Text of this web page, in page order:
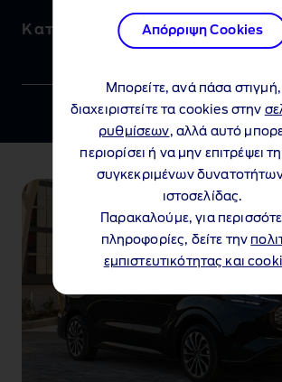
Κατεβάστε το φυλλάδιο
Απόρριψη Cookies
Μπορείτε, ανά πάσα
διαχειριστείτε τα cookies στην
ρυθμίσεων, αλλά αυτό
περιορίσει ή να μην επιτρέψει
συγκεκριμένων
ιστοσελίδας.
Παρακαλούμε, για
πληροφορίες, δείτε την
εμπιστευτικότητας και